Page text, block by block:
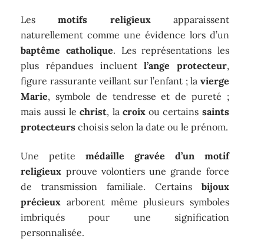
Lesmotifs religieuxapparaissent
naturellement comme une évidence lors d’un
baptême catholique. Les représentations les
plus répandues incluentl’ange protecteur,
figure rassurante veillant sur l’enfant ; la vierge
Marie, symbole de tendresse et de pureté ;
mais aussi lechrist, la croixou certains saints
protecteurs choisis selon la date ou le prénom.
Une petitemédaille gravée d’un motif
religieux prouve volontiers une grande force
de transmission familiale. Certains bijoux
précieux arborent même plusieurs symboles
imbriqués pour une signification
personnalisée.